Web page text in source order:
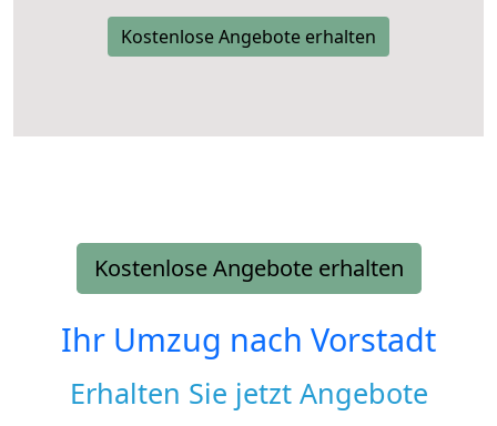
Kostenlose Angebote erhalten
Kostenlose Angebote erhalten
Ihr Umzug nach Vorstadt
Erhalten Sie jetzt Angebote